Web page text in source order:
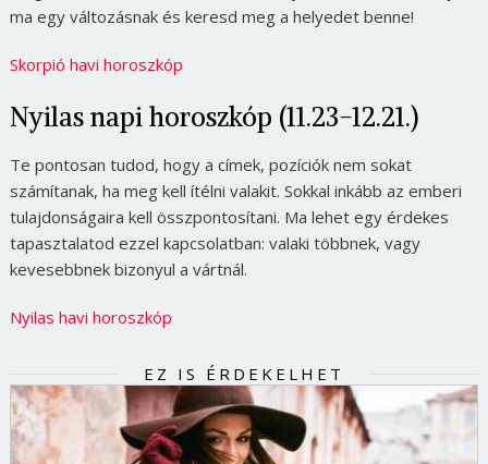
ma egy változásnak és keresd meg a helyedet benne!
Skorpió havi horoszkóp
Nyilas napi horoszkóp (11.23-12.21.)
Te pontosan tudod, hogy a címek, pozíciók nem sokat
számítanak, ha meg kell ítélni valakit. Sokkal inkább az emberi
tulajdonságaira kell összpontosítani. Ma lehet egy érdekes
tapasztalatod ezzel kapcsolatban: valaki többnek, vagy
kevesebbnek bizonyul a vártnál.
Nyilas havi horoszkóp
EZ IS ÉRDEKELHET